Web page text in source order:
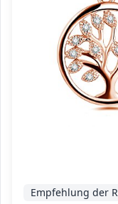
Empfehlung der